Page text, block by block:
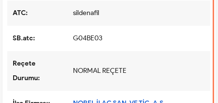
ATC: sildenafil
SB.atc: G04BE03
Reçete
Durumu:
NORMAL REÇETE